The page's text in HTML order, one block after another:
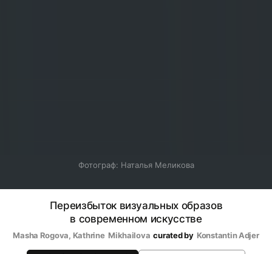
Фотограф: Наталья Меликова
Переизбыток визуальных образов
в современном искусстве
Masha Rogova, Kathrine  Mikhailova curated by Konstantin Adjer